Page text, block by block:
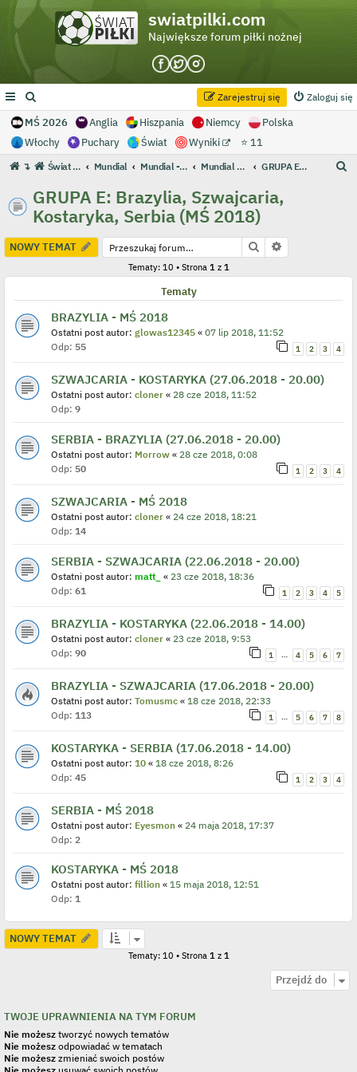
swiatpilki.com
Największe forum piłki nożnej
Zaloguj się
Zarejestruj się
MŚ 2026 Anglia Hiszpania Niemcy
Polska
Włochy
Puchary Świat Wyniki ⭐ 11
↴ Świat Piłki - Największe forum piłki nożnej Mundial Mundial - Archiwum Mundial 2018 Rosja GRUPA E: Brazylia, Szwajcaria, Kostaryka, Serbia (MŚ 2018)
GRUPA E: Brazylia, Szwajcaria,
Kostaryka, Serbia (MŚ 2018)
NOWY TEMAT Szukaj
Tematy: 10 • Strona 1z 1
Tematy
BRAZYLIA - MŚ 2018
Ostatni post autor: glowas12345 « 07 lip 2018, 11:52
Odp: 55 1 2 3 4
SZWAJCARIA - KOSTARYKA (27.06.2018 - 20.00)
Ostatni post autor: cloner « 28 cze 2018, 11:52
Odp: 9
SERBIA - BRAZYLIA (27.06.2018 - 20.00)
Ostatni post autor: Morrow « 28 cze 2018, 0:08
Odp: 50 1 2 3 4
SZWAJCARIA - MŚ 2018
Ostatni post autor: cloner « 24 cze 2018, 18:21
Odp: 14
SERBIA - SZWAJCARIA (22.06.2018 - 20.00)
Ostatni post autor: matt_ « 23 cze 2018, 18:36
Odp: 61 1 2 3 4 5
BRAZYLIA - KOSTARYKA (22.06.2018 - 14.00)
Ostatni post autor: cloner « 23 cze 2018, 9:53
Odp: 90 1 … 4 5 6 7
BRAZYLIA - SZWAJCARIA (17.06.2018 - 20.00)
Ostatni post autor: Tomusmc « 18 cze 2018, 22:33
Odp: 113 1 … 5 6 7 8
KOSTARYKA - SERBIA (17.06.2018 - 14.00)
Ostatni post autor: 10 « 18 cze 2018, 8:26
Odp: 45 1 2 3 4
SERBIA - MŚ 2018
Ostatni post autor: Eyesmon « 24 maja 2018, 17:37
Odp: 2
KOSTARYKA - MŚ 2018
Ostatni post autor: fillion « 15 maja 2018, 12:51
Odp: 1
NOWY TEMAT
Tematy: 10 • Strona 1z 1
Przejdź do
TWOJE UPRAWNIENIA NA TYM FORUM
Nie możesz tworzyć nowych tematów
Nie możesz odpowiadać w tematach
Nie możesz zmieniać swoich postów